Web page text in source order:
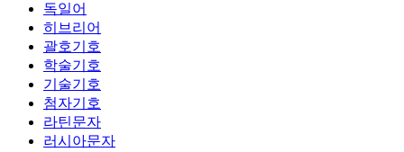
독일어
히브리어
괄호기호
학술기호
기술기호
첨자기호
라틴문자
러시아문자